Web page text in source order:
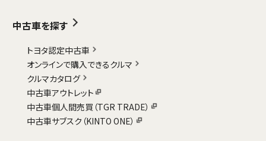
中古車を探す
トヨタ認定中古車
オンラインで購入できるクルマ
クルマカタログ
中古車アウトレット
中古車個人間売買（TGR TRADE）
中古車サブスク（KINTO ONE）